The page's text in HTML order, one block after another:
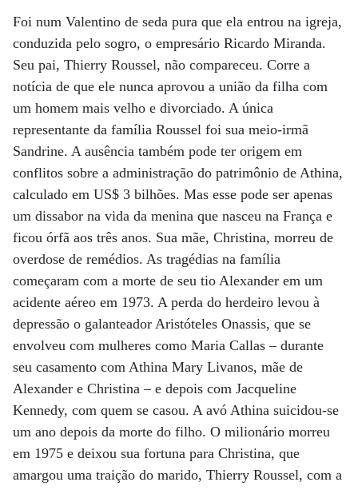
Foi num Valentino de seda pura que ela entrou na igreja,
conduzida pelo sogro, o empresário Ricardo Miranda.
Seu pai, Thierry Roussel, não compareceu. Corre a
notícia de que ele nunca aprovou a união da filha com
um homem mais velho e divorciado. A única
representante da família Roussel foi sua meio-irmã
Sandrine. A ausência também pode ter origem em
conflitos sobre a administração do patrimônio de Athina,
calculado em US$ 3 bilhões. Mas esse pode ser apenas
um dissabor na vida da menina que nasceu na França e
ficou órfã aos três anos. Sua mãe, Christina, morreu de
overdose de remédios. As tragédias na família
começaram com a morte de seu tio Alexander em um
acidente aéreo em 1973. A perda do herdeiro levou à
depressão o galanteador Aristóteles Onassis, que se
envolveu com mulheres como Maria Callas – durante
seu casamento com Athina Mary Livanos, mãe de
Alexander e Christina – e depois com Jacqueline
Kennedy, com quem se casou. A avó Athina suicidou-se
um ano depois da morte do filho. O milionário morreu
em 1975 e deixou sua fortuna para Christina, que
amargou uma traição do marido, Thierry Roussel, com a